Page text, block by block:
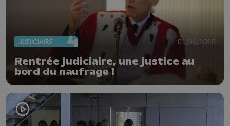
JUDICIAIRE 01/09/2025
Rentrée judiciaire, une justice au
bord du naufrage !